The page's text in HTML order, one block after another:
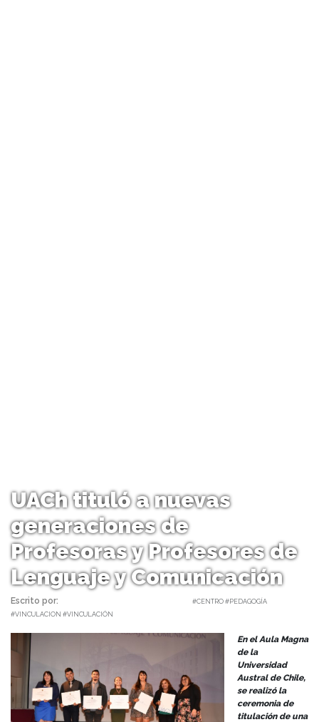
UACh tituló a nuevas
generaciones de
Profesoras y Profesores de
Lenguaje y Comunicación
Escrito por:
#CENTRO #PEDAGOGÍA
#VINCULACION #VINCULACIÓN
En el Aula Magna
de la
Universidad
Austral de Chile,
se realizó la
ceremonia de
titulación de una